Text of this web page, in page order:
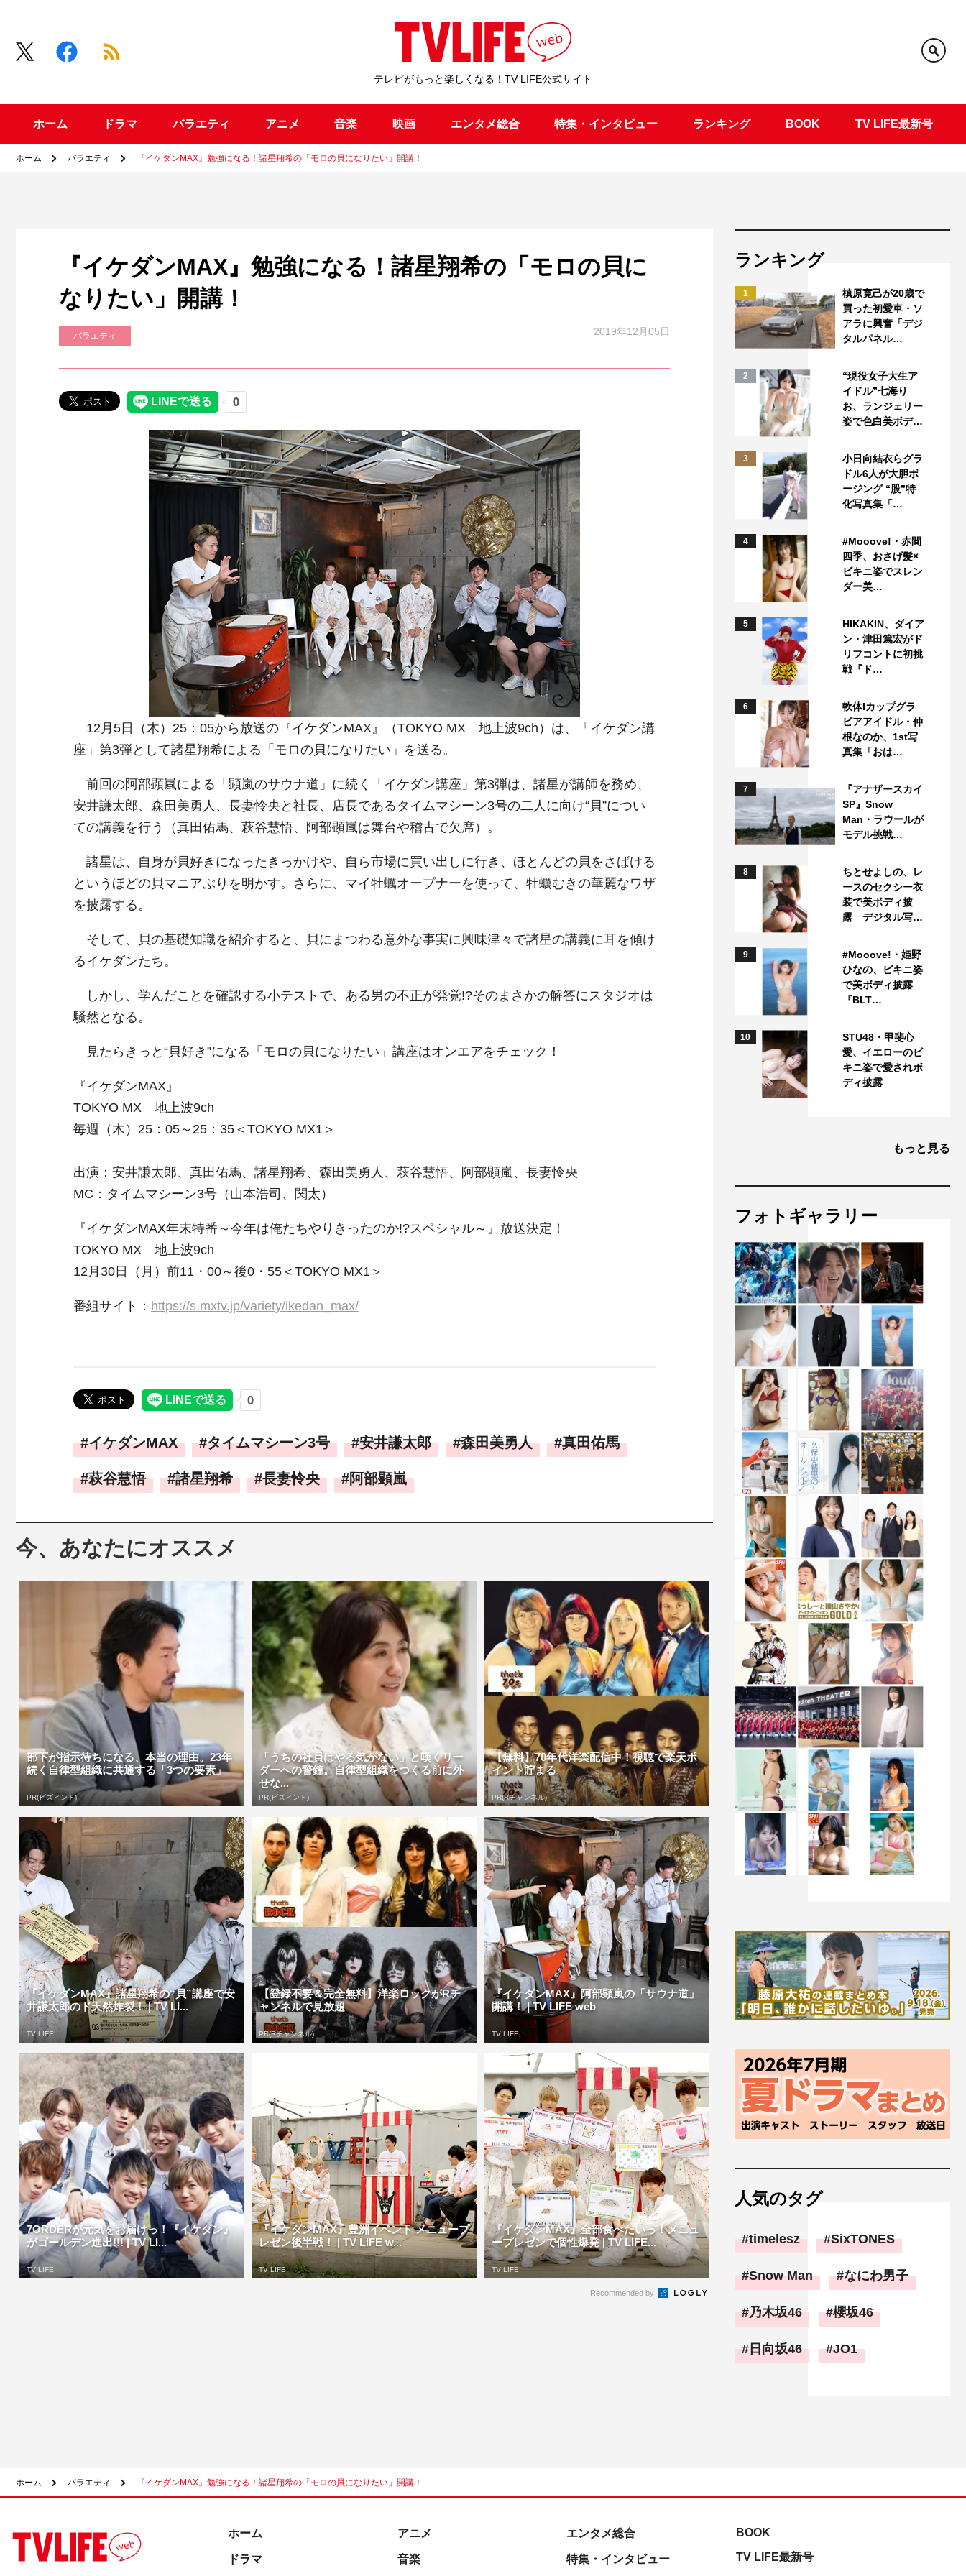
テレビがもっと楽しくなる！TV LIFE公式サイト
ホーム ドラマ バラエティ アニメ 音楽 映画 エンタメ総合 特集・インタビュー ランキング BOOK TV LIFE最新号
ホーム バラエティ 『イケダンMAX』勉強になる！諸星翔希の「モロの貝になりたい」開講！
『イケダンMAX』勉強になる！諸星翔希の「モロの貝に
なりたい」開講！
バラエティ 2019年12月05日
12月5日（木）25：05から放送の『イケダンMAX』（TOKYO MX 地上波9ch）は、「イケダン講
座」第3弾として諸星翔希による「モロの貝になりたい」を送る。
前回の阿部顕嵐による「顕嵐のサウナ道」に続く「イケダン講座」第3弾は、諸星が講師を務め、
安井謙太郎、森田美勇人、長妻怜央と社長、店長であるタイムマシーン3号の二人に向け“貝”につい
ての講義を行う（真田佑馬、萩谷慧悟、阿部顕嵐は舞台や稽古で欠席）。
諸星は、自身が貝好きになったきっかけや、自ら市場に買い出しに行き、ほとんどの貝をさばける
というほどの貝マニアぶりを明かす。さらに、マイ牡蠣オープナーを使って、牡蠣むきの華麗なワザ
を披露する。
そして、貝の基礎知識を紹介すると、貝にまつわる意外な事実に興味津々で諸星の講義に耳を傾け
るイケダンたち。
しかし、学んだことを確認する小テストで、ある男の不正が発覚!?そのまさかの解答にスタジオは
騒然となる。
見たらきっと“貝好き”になる「モロの貝になりたい」講座はオンエアをチェック！
『イケダンMAX』
TOKYO MX 地上波9ch
毎週（木）25：05～25：35＜TOKYO MX1＞
出演：安井謙太郎、真田佑馬、諸星翔希、森田美勇人、萩谷慧悟、阿部顕嵐、長妻怜央
MC：タイムマシーン3号（山本浩司、関太）
『イケダンMAX年末特番～今年は俺たちやりきったのか!?スペシャル～』放送決定！
TOKYO MX 地上波9ch
12月30日（月）前11・00～後0・55＜TOKYO MX1＞
番組サイト： https://s.mxtv.jp/variety/ikedan_max/
イケダンMAX タイムマシーン3号 安井謙太郎 森田美勇人 真田佑馬
萩谷慧悟 諸星翔希 長妻怜央 阿部顕嵐
今、あなたにオススメ
部下が指示待ちになる、本当の理由。23年
続く自律型組織に共通する「3つの要素」
PR(ビズヒント)
「うちの社員はやる気がない」と嘆くリー
ダーへの警鐘。自律型組織をつくる前に外
せな...
PR(ビズヒント)
【無料】70年代洋楽配信中！視聴で楽天ポ
イント貯まる
PR(Rチャンネル)
『イケダンMAX』諸星翔希の“貝”講座で安
井謙太郎のド天然炸裂！ | TV LI...
TV LIFE
【登録不要＆完全無料】洋楽ロックがRチ
ャンネルで見放題
PR(Rチャンネル)
『イケダンMAX』阿部顕嵐の「サウナ道」
開講！ | TV LIFE web
TV LIFE
7ORDERが元気をお届けっ！『イケダン』
がゴールデン進出!!! | TV LI...
TV LIFE
『イケダンMAX』豊洲イベント メニュープ
レゼン後半戦！ | TV LIFE w...
TV LIFE
『イケダンMAX』全部食べたいっ！メニュ
ープレゼンで個性爆発 | TV LIFE...
TV LIFE
Recommended by
ランキング
1
槙原寛己が20歳で
買った初愛車・ソ
アラに興奮「デジ
タルパネル…
2
“現役女子大生ア
イドル”七海り
お、ランジェリー
姿で色白美ボデ…
3
小日向結衣らグラ
ドル6人が大胆ポ
ージング “股”特
化写真集「…
4
#Mooove!・赤間
四季、おさげ髪×
ビキニ姿でスレン
ダー美…
5
HIKAKIN、ダイア
ン・津田篤宏がド
リフコントに初挑
戦『ド…
6
軟体Iカップグラ
ビアアイドル・仲
根なのか、1st写
真集「おは…
7
『アナザースカイ
SP』Snow
Man・ラウールが
モデル挑戦…
8
ちとせよしの、レ
ースのセクシー衣
装で美ボディ披
露 デジタル写…
9
#Mooove!・姫野
ひなの、ビキニ姿
で美ボディ披露
『BLT…
10
STU48・甲斐心
愛、イエローのビ
キニ姿で愛されボ
ディ披露
もっと見る
フォトギャラリー
人気のタグ
timelesz SixTONES
Snow Man なにわ男子
乃木坂46 櫻坂46
日向坂46 JO1
ホーム バラエティ 『イケダンMAX』勉強になる！諸星翔希の「モロの貝になりたい」開講！
ホーム
ドラマ
アニメ
音楽
エンタメ総合
特集・インタビュー
BOOK
TV LIFE最新号